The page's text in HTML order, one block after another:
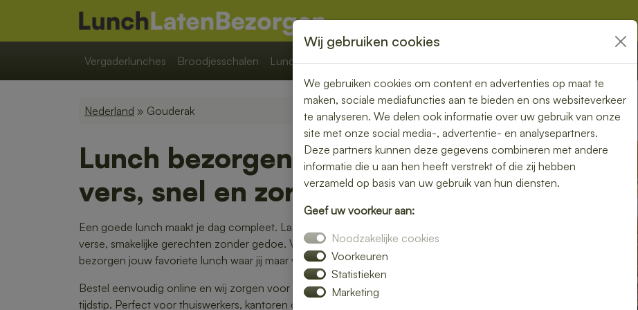
Vergaderlunches Broodjesschalen Lunchpakketten Overige
Nederland » Gouderak
Lunch bezorgen in Gouderak –
vers, snel en zorgeloos genieten
Een goede lunch maakt je dag compleet. Laat je lunch bezorgen in Gouderak en geniet van
verse, smakelijke gerechten zonder gedoe. Van luxe broodjes tot gezonde bowls – wij
bezorgen jouw favoriete lunch waar jij maar wilt.
Bestel eenvoudig online en wij zorgen voor een snelle bezorging op het door jou gekozen
tijdstip. Perfect voor thuiswerkers, kantoren of gewoon een ontspannen lunchmoment.
Wij gebruiken cookies
We gebruiken cookies om content en advertenties op maat te
maken, sociale mediafuncties aan te bieden en ons websiteverkeer
te analyseren. We delen ook informatie over uw gebruik van onze
site met onze social media-, advertentie- en analysepartners.
Deze partners kunnen deze gegevens combineren met andere
informatie die u aan hen heeft verstrekt of die zij hebben
verzameld op basis van uw gebruik van hun diensten.
Geef uw voorkeur aan:
Noodzakelijke cookies
Voorkeuren
Statistieken
Marketing